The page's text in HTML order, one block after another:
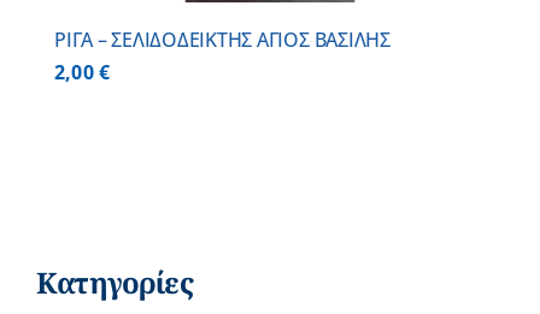
ΡΙΓΑ – ΣΕΛΙΔΟΔΕΙΚΤΗΣ ΑΓΙΟΣ ΒΑΣΙΛΗΣ
2,00€
Κατηγορίες